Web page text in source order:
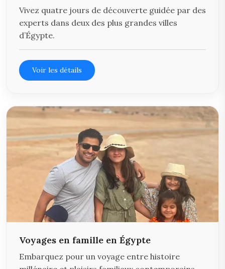
Vivez quatre jours de découverte guidée par des
experts dans deux des plus grandes villes
d’Égypte.
Voir les détails
Voyages en famille en Égypte
Embarquez pour un voyage entre histoire